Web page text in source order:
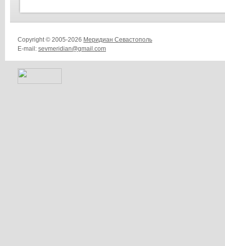
Copyright © 2005-2026 Меридиан Севастополь
E-mail: sevmeridian@gmail.com